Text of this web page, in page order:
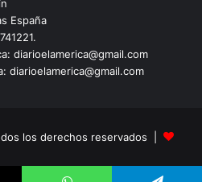
España
diarioelamerica@gmail.com
diarioelamerica@gmail.com
los derechos reservados |